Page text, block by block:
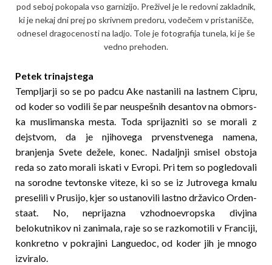
pod seboj pokopala vso garnizijo. Preživel je le redovni zakladnik,
ki je nekaj dni prej po skrivnem predoru, vodečem v pristanišče,
odnesel dragocenosti na ladjo. Tole je fotografija tunela, ki je še
vedno prehoden.
Petek trinajstega
Templjarji so se po padcu Ake nastanili na lastnem Cipru,
od koder so vodili še par neuspešnih desantov na obmors­
ka muslimanska mesta. Toda sprijazniti so se morali z
dejstvom, da je njihovega prvenstvenega namena,
branjenja Svete dežele, konec. Nadaljnji smisel obstoja
reda so zato morali iskati v Evropi. Pri tem so pogledovali
na sorodne tevtonske viteze, ki so se iz Jutrovega kmalu
preselili v Prusijo, kjer so ustanovili lastno državico Orden­
staat. No, neprijazna vzhodnoevropska divjina
belokutnikov ni zanimala, raje so se razkomotili v Franciji,
konk­retno v pokrajini Languedoc, od koder jih je mnogo
izviralo.